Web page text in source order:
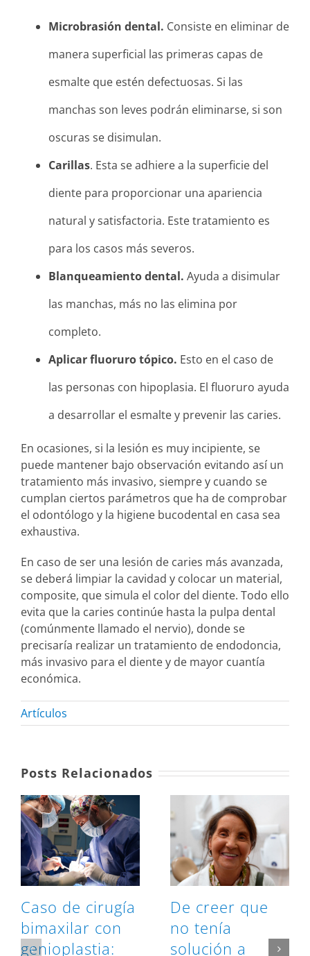
Microbrasión dental. Consiste en eliminar de
manera superficial las primeras capas de
esmalte que estén defectuosas. Si las
manchas son leves podrán eliminarse, si son
oscuras se disimulan.
Carillas. Esta se adhiere a la superficie del
diente para proporcionar una apariencia
natural y satisfactoria. Este tratamiento es
para los casos más severos.
Blanqueamiento dental. Ayuda a disimular
las manchas, más no las elimina por
completo.
Aplicar fluoruro tópico. Esto en el caso de
las personas con hipoplasia. El fluoruro ayuda
a desarrollar el esmalte y prevenir las caries.
En ocasiones, si la lesión es muy incipiente, se
puede mantener bajo observación evitando así un
tratamiento más invasivo, siempre y cuando se
cumplan ciertos parámetros que ha de comprobar
el odontólogo y la higiene bucodental en casa sea
exhaustiva.
En caso de ser una lesión de caries más avanzada,
se deberá limpiar la cavidad y colocar un material,
composite, que simula el color del diente. Todo ello
evita que la caries continúe hasta la pulpa dental
(comúnmente llamado el nervio), donde se
precisaría realizar un tratamiento de endodoncia,
más invasivo para el diente y de mayor cuantía
económica.
Artículos
Posts Relacionados
Caso de cirugía
bimaxilar con
genioplastia:
De creer que
no tenía
solución a